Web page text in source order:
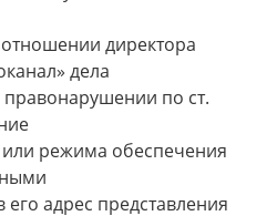
директора
дела
по ст.
режима обеспечения
его адрес представления